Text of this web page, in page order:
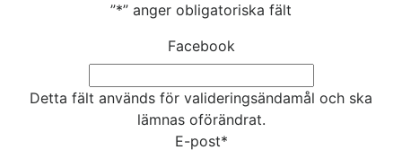
”*” anger obligatoriska fält
Facebook
Detta fält används för valideringsändamål och ska
lämnas oförändrat.
E-post*